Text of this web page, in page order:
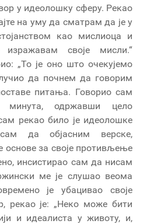
у идеолошку сферу. Рекао
на уму да сматрам да је у
као мислиоца и
своје мисли.“
„То је оно што очекујемо
да почнем да говорим
питања. Говорио сам
минута, одржавши цело
рекао било је идеолошке
да објасним верске,
за своје противљење
инсистирао сам да нисам
ме је слушао веома
је убацивао своје
рекао је: „Неко може бити
и идеалиста у животу, и,